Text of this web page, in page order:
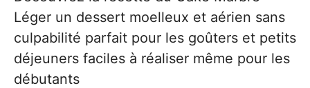
Léger un dessert moelleux et aérien sans
culpabilité parfait pour les goûters et petits
déjeuners faciles à réaliser même pour les
débutants